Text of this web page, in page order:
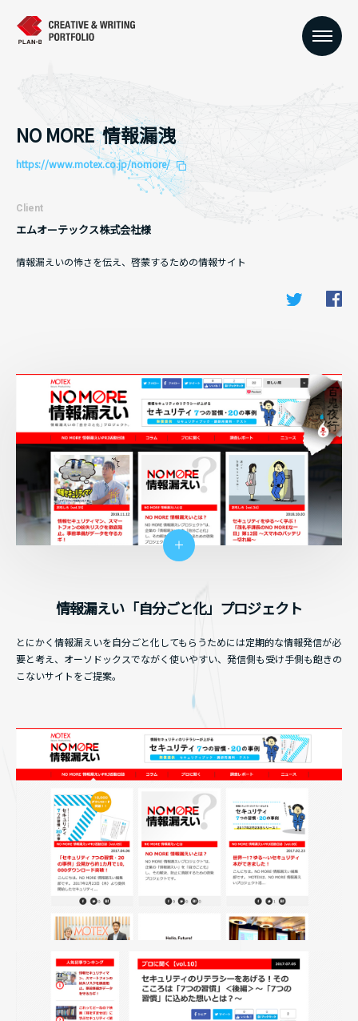
NO MORE 情報漏洩
https://www.motex.co.jp/nomore/
Client
エムオーテックス株式会社様
情報漏えいの怖さを伝え、啓蒙するための情報サイト
Twitter
情報漏えい「自分ごと化」プロジェクト
とにかく情報漏えいを自分ごと化してもらうためには定期的な情報発信が必
要と考え、オーソドックスでながく使いやすい、発信側も受け手側も飽きの
こないサイトをご提案。